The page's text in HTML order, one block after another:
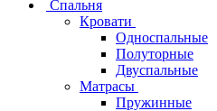
Спальня
Кровати
Односпальные
Полуторные
Двуспальные
Матрасы
Пружинные